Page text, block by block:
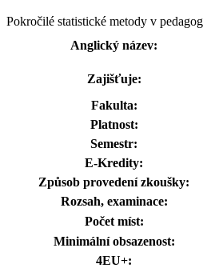
Pokročilé statistické metody v
Anglický název:
Zajišťuje:
Fakulta:
Platnost:
Semestr:
E-Kredity:
Způsob provedení zkoušky:
Rozsah, examinace:
Počet míst:
Minimální obsazenost:
4EU+: